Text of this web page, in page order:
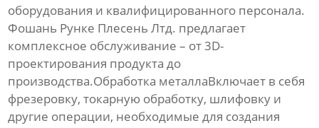
оборудования и квалифицированного персонала.
Фошань Рунке Плесень Лтд. предлагает
комплексное обслуживание – от 3D-
проектирования продукта до
производства.Обработка металлаВключает в себя
фрезеровку, токарную обработку, шлифовку и
другие операции, необходимые для создания